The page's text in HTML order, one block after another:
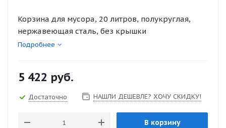
Корзина для мусора, 20 литров, полукруглая,
нержавеющая сталь, без крышки
Подробнее
5 422 руб.
Достаточно НАШЛИ ДЕШЕВЛЕ? ХОЧУ СКИДКУ!
В корзину